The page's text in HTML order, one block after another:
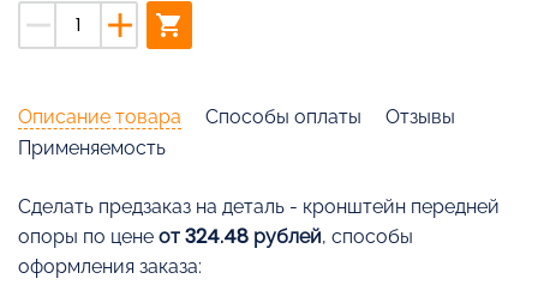
remove add shopping_cart
Описание товара Способы оплаты
Отзывы
Применяемость
Cделать предзаказ на деталь - кронштейн передней
опоры по цене от 324.48 рублей, способы
оформления заказа: